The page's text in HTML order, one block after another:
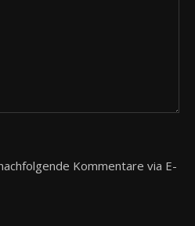
Kommentare via E-